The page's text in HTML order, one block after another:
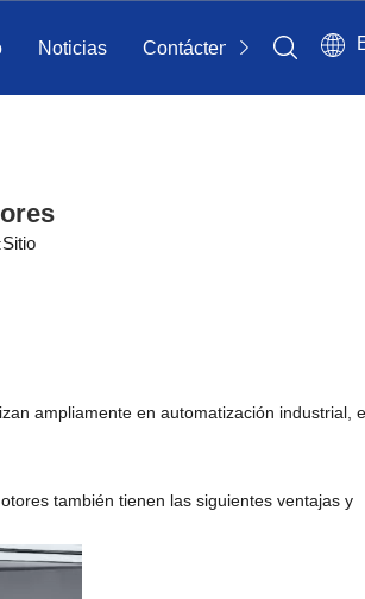
Noticias Contáctenos
Sitio
ampliamente en automatización industrial,
también tienen las siguientes ventajas y